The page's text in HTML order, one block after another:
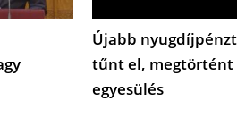
Újabb
tűnt el, megtörtént
egyesülés